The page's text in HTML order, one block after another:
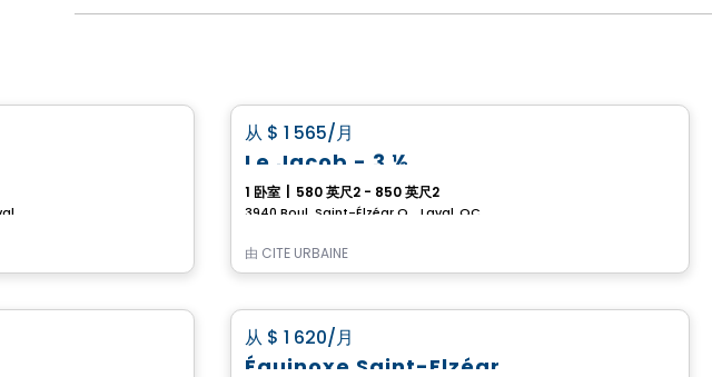
从 $ 1 565/月
Le Jacob - 3 ½
1 卧室 580 英尺2 - 850 英尺2
3940 Boul. Saint-Élzéar O. , Laval, QC
由 CITÉ URBAINE
公寓 公寓
从 $ 1 620/月
Équinoxe Saint-Elzéar